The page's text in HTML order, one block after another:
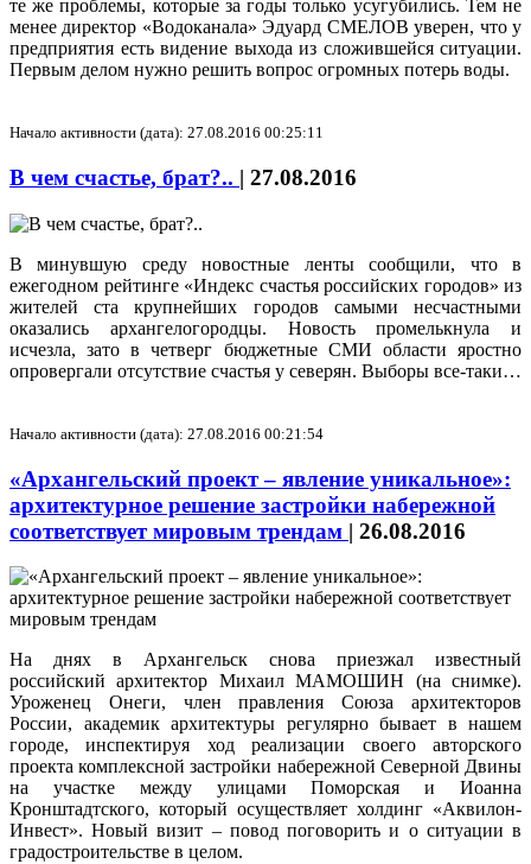
те же проблемы, которые за годы только усугубились. Тем не
менее директор «Водоканала» Эдуард СМЕЛОВ уверен, что у
предприятия есть видение выхода из сложившейся ситуации.
Первым делом нужно решить вопрос огромных потерь воды.
Начало активности (дата): 27.08.2016 00:25:11
В чем счастье, брат?.. | 27.08.2016
В минувшую среду новостные ленты сообщили, что в
ежегодном рейтинге «Индекс счастья российских городов» из
жителей ста крупнейших городов самыми несчастными
оказались архангелогородцы. Новость промелькнула и
исчезла, зато в четверг бюджетные СМИ области яростно
опровергали отсутствие счастья у северян. Выборы все-таки…
Начало активности (дата): 27.08.2016 00:21:54
«Архангельский проект – явление уникальное»:
архитектурное решение застройки набережной
соответствует мировым трендам | 26.08.2016
На днях в Архангельск снова приезжал известный
российский архитектор Михаил МАМОШИН (на снимке).
Уроженец Онеги, член правления Союза архитекторов
России, академик архитектуры регулярно бывает в нашем
городе, инспектируя ход реализации своего авторского
проекта комплексной застройки набережной Северной Двины
на участке между улицами Поморская и Иоанна
Кронштадтского, который осуществляет холдинг «Аквилон-
Инвест». Новый визит – повод поговорить и о ситуации в
градостроительстве в целом.